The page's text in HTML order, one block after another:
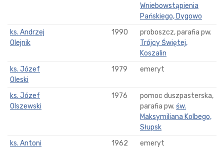
Wniebowstąpienia
Pańskiego, Dygowo
ks. Andrzej
Olejnik
1990
proboszcz, parafia pw.
Trójcy Świętej,
Koszalin
ks. Józef
Oleski
1979 emeryt
ks. Józef
Olszewski
1976
pomoc duszpasterska,
parafia pw. św.
Maksymiliana Kolbego,
Słupsk
ks. Antoni
1962 emeryt